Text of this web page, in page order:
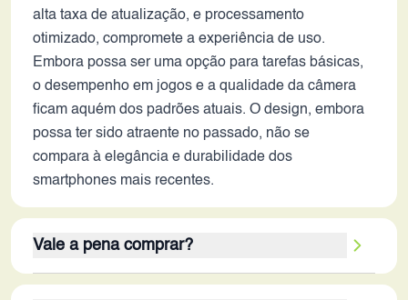
alta taxa de atualização, e processamento
otimizado, compromete a experiência de uso.
Embora possa ser uma opção para tarefas básicas,
o desempenho em jogos e a qualidade da câmera
ficam aquém dos padrões atuais. O design, embora
possa ter sido atraente no passado, não se
compara à elegância e durabilidade dos
smartphones mais recentes.
Vale a pena comprar?